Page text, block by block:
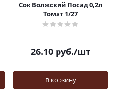
Сок Волжский Посад 0,2л
Томат 1/27
26.10руб./шт
В корзину